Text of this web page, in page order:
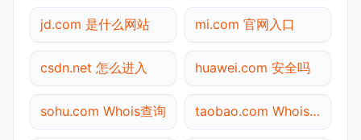
jd.com 是什么网站 mi.com 官网入口
csdn.net 怎么进入 huawei.com 安全吗
sohu.com Whois查询 taobao.com Whois查询